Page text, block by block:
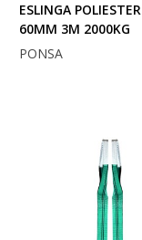
ESLINGA POLIESTER
60MM 3M 2000KG
PONSA